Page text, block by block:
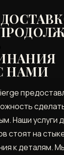
НАМИ
Наши услуги
стоят на
к деталям.